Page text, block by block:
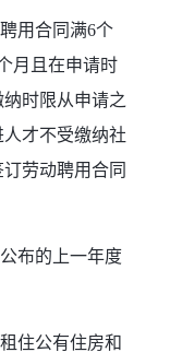
用合同满6个
月且在申请时
时限从申请之
才不受缴纳社
劳动聘用合同
布的上一年度
住公有住房和